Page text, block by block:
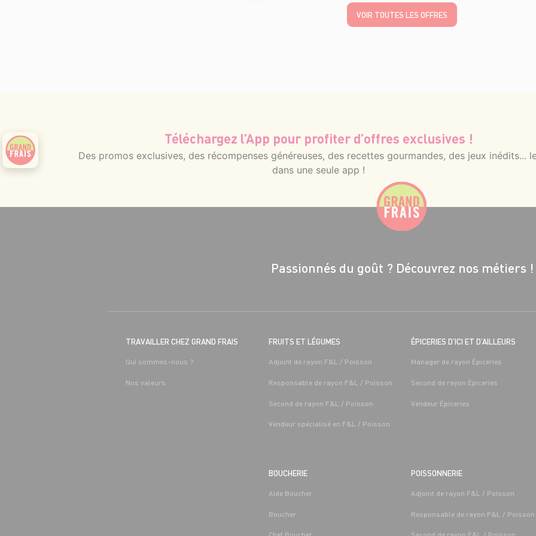
VOIR TOUTES LES OFFRES
Téléchargez l’App pour profiter d’offres exclusives !
Des promos exclusives, des récompenses généreuses, des recettes gourmandes, des jeux inédits...
dans une seule app !
Passionnés du goût ? Découvrez nos métiers !
TRAVAILLER CHEZ GRAND FRAIS
Qui sommes-nous ?
Nos valeurs
FRUITS ET LÉGUMES
Adjoint de rayon F&L / Poisson
Responsable de rayon F&L / Poisson
Second de rayon F&L / Poisson
Vendeur spécialisé en F&L / Poisson
ÉPICERIES D’ICI ET D’AILLEURS
Manager de rayon Épiceries
Second de rayon Épiceries
Vendeur Épiceries
BOUCHERIE
Aide Boucher
Boucher
POISSONNERIE
Adjoint de rayon F&L / Poisson
Responsable de rayon F&L / Poisson